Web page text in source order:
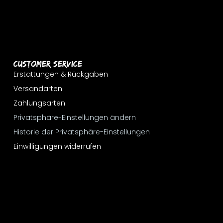
Customer Service
Erstattungen & Rückgaben
Versandarten
Zahlungsarten
Privatsphäre-Einstellungen ändern
Historie der Privatsphäre-Einstellungen
Einwilligungen widerrufen